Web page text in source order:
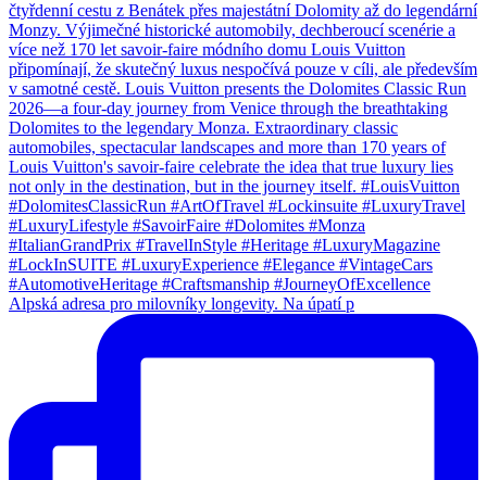
Alpská adresa pro milovníky longevity. Na úpatí p